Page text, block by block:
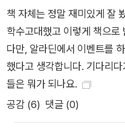
책 자체는 정말 재미있게 잘
학수고대했고 이렇게 책으로
다만, 알라딘에서 이벤트를
했다고 생각합니다. 기다리
들은 뭐가 되나요.
공감 (6) 댓글 (0)